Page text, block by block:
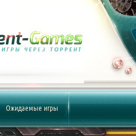
Ожидаемые игры